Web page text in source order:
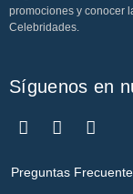
promociones y conocer
Celebridades.
Síguenos en
Preguntas